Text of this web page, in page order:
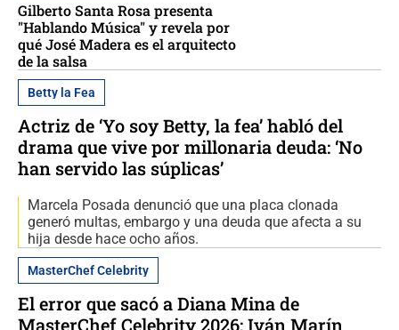
Gilberto Santa Rosa presenta
"Hablando Música" y revela por
qué José Madera es el arquitecto
de la salsa
Betty la Fea
Actriz de ‘Yo soy Betty, la fea’ habló del
drama que vive por millonaria deuda: ‘No
han servido las súplicas’
Marcela Posada denunció que una placa clonada
generó multas, embargo y una deuda que afecta a su
hija desde hace ocho años.
MasterChef Celebrity
El error que sacó a Diana Mina de
MasterChef Celebrity 2026: Iván Marín